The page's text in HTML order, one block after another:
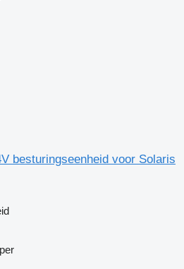
besturingseenheid voor Solaris